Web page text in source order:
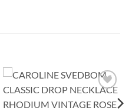
önskelistan!